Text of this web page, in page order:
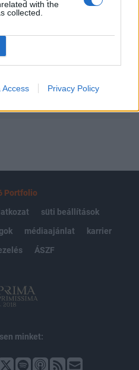
with the
collected.
Access Privacy Policy
2 év napon belüli
Portfolio
süti beállítások
médiaajánlat
karrier
ÁSZF
minket: